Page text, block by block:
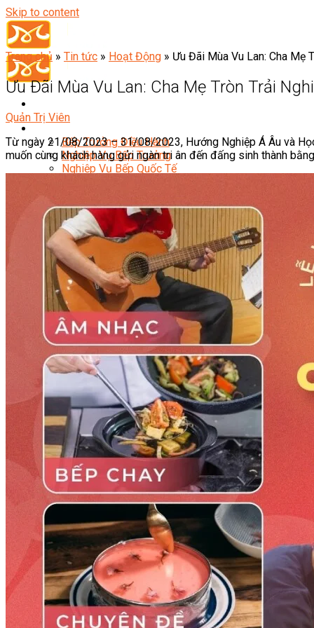
Skip to content
Bếp Trưởng Điều Hành
Nghiệp Vụ Bếp Trưởng
Nghiệp Vụ Bếp Quốc Tế
Nghiệp Vụ Bếp Trưởng Bếp Âu
Nghiệp Vụ Bếp Trưởng Bếp Á
Nghiệp Vụ Bếp Trưởng Bếp Nhật
Nghiệp Vụ Bếp Trưởng Bếp Hoa
Nghiệp Vụ Bếp Hàn
Nghiệp Vụ Bếp Thái
Nghiệp Vụ Bếp Chay
Nghiệp Vụ Quản Lý Bếp
Nghiệp Vụ Cấp Dưỡng
Nghiệp Vụ Bếp Phụ
Điểm Tâm Hồng Kông
Eat Clean
Food Stylist
Master Class
Bếp Gia Đình
Học Nấu Ăn Mở Quán
Chuyên Đề Bếp Nóng
Khởi Sự Kinh Doanh Ngành F&B
Khởi Sự Kinh Doanh Nhà Hàng
Bí Quyết Kinh Doanh và Vận Hành Mô Hình Ẩm Thực
Video Dạy Nấu Ăn
Pha Chế
Nghiệp Vụ Bar Trưởng
Nghiệp Vụ Bartender Chuyên Nghiệp
Nghiệp Vụ Barista Chuyên Nghiệp
Nghiệp Vụ Flair Bartending Chuyên Nghiệp
Nghiệp Vụ Pha Chế Đặc Biệt
Nghiệp Vụ Pha Chế Tổng Hợp
Nghiệp Vụ Quản Lý Bar
Chuyên Gia Cà Phê
Cà Phê Pha Máy
Khởi Sự Kinh Doanh Cafe – Chuỗi Cafe
Bí Quyết Khởi Nghiệp Mô Hình Đồ Uống
Trang chủ » Tin tức » Hoạt Động » Ưu Đãi Mùa Vu Lan: Cha Mẹ
Ưu Đãi Mùa Vu Lan: Cha Mẹ Tròn Trải
Quản Trị Viên
Từ ngày 21/08/2023 – 31/08/2023, Hướng Nghiệp Á Âu và
muốn cùng khách hàng gửi ngàn tri ân đến đấng sinh thành